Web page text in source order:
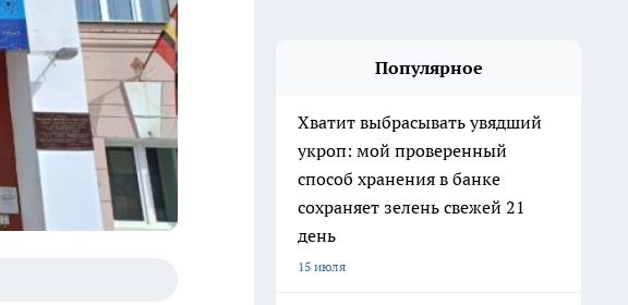
Популярное
Хватит выбрасывать увядший
укроп: мой проверенный
способ хранения в банке
сохраняет зелень свежей 21
день
15 июля